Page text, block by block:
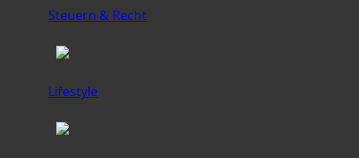
Steuern & Recht
Lifestyle